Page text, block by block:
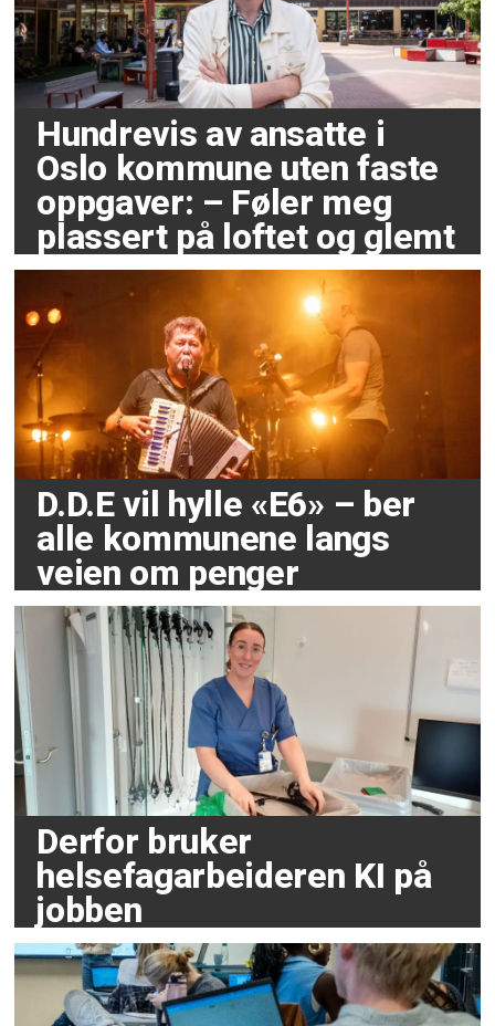
Hundrevis av ansatte i
Oslo kommune uten faste
oppgaver: – Føler meg
plassert på loftet og glemt
D.D.E vil hylle «E6» – ber
alle kommunene langs
veien om penger
Derfor bruker
helsefagarbeideren KI på
jobben